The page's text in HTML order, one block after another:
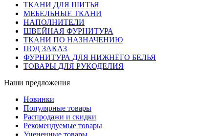
ТКАНИ ДЛЯ ШИТЬЯ
МЕБЕЛЬНЫЕ ТКАНИ
НАПОЛНИТЕЛИ
ШВЕЙНАЯ ФУРНИТУРА
ТКАНИ ПО НАЗНАЧЕНИЮ
ПОД ЗАКАЗ
ФУРНИТУРА ДЛЯ НИЖНЕГО БЕЛЬЯ
ТОВАРЫ ДЛЯ РУКОДЕЛИЯ
Наши предложения
Новинки
Популярные товары
Распродажи и скидки
Рекомендуемые товары